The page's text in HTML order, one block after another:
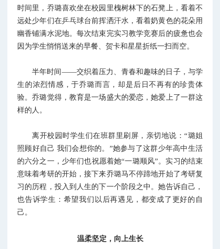
时间里，乔璐喜欢坐在校园里槐树林下的石凳上，看着不
远处少年们在乒乓球台前挥洒汗水，看着奶黄色的花朵用
幽香铺满水泥地。每次结束完实习教学竞赛后的疲惫也会
因为学生悄悄送来的早餐、贺卡和星星折纸一扫而空。
半年时间——交织着压力、青春和趣味的日子，与学
生的浓烈情感，于乔璐而言，却是后日不再有的珍贵体
验。乔璐觉得，教育是一场盛大的爱恋，她爱上了一群这
样的人。
离开校园时学生们在班群里刷屏，亲切地说：“璐姐
照顾好自己 我们会想你的。”她参与了这群少年高中生活
的六分之一，少年们也祝愿着她“一璐顺风”。实习的结束
意味着考研的开始，接下来乔璐马不停蹄地开始了考研复
习的历程，投入到人生的下一个阶段之中。她告诉自己，
也告诉学生：希望我们以后再遇见，都变成了更好的自
己。
温柔坚定，向上生长